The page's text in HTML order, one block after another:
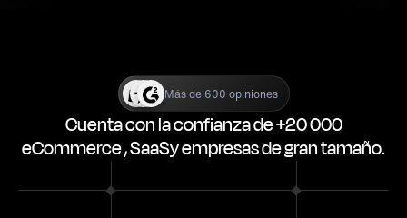
Más de 600 opiniones
Cuenta con la confianza de +20 000
eCommerce , SaaSy empresas de gran tamaño.